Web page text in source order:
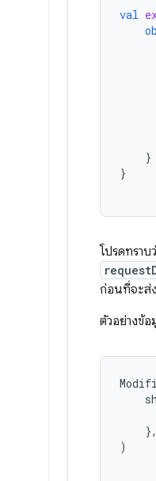
val
}
}
โปรดทราบ
ก่อนที่จะส่
ตัวอย่างข้อ
},
)